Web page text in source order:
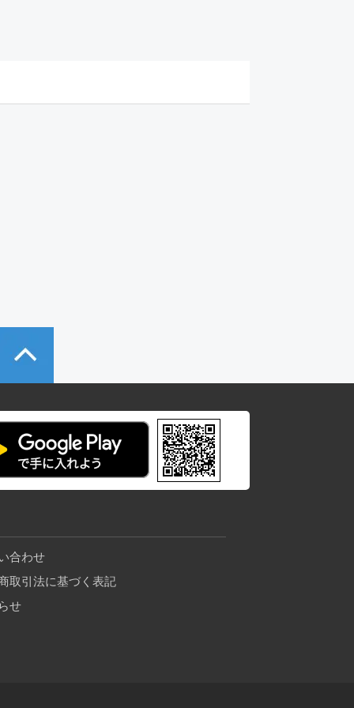
合わせ
取引法に基づく表記
せ